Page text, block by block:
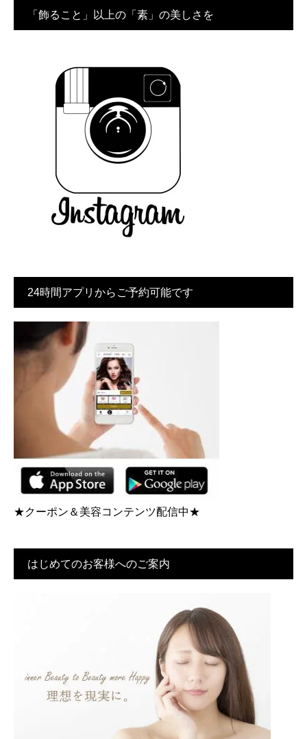
「飾ること」以上の「素」の美しさを
24時間アプリからご予約可能です
★クーポン＆美容コンテンツ配信中★
はじめてのお客様へのご案内